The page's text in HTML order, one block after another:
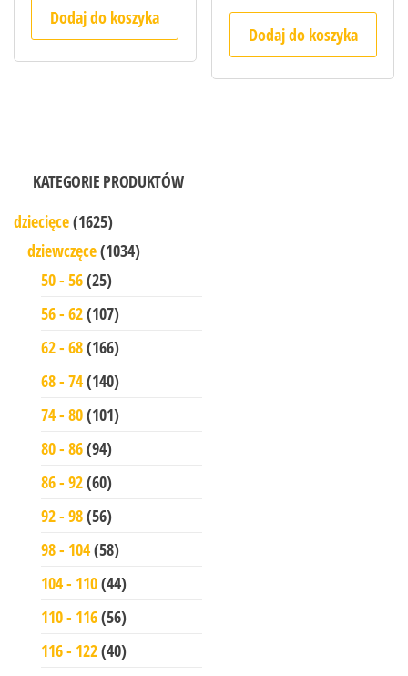
Dodaj do koszyka
Dodaj do koszyka
KATEGORIE PRODUKTÓW
dziecięce(1625)
dziewczęce(1034)
50 - 56(25)
56 - 62(107)
62 - 68(166)
68 - 74(140)
74 - 80(101)
80 - 86(94)
86 - 92(60)
92 - 98(56)
98 - 104(58)
104 - 110(44)
110 - 116(56)
116 - 122(40)